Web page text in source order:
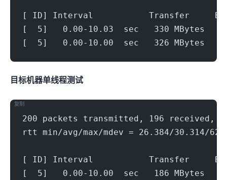
[ ID] Interval           Transfer
[  5]   0.00-10.03  sec   330 MBytes
[  5]   0.00-10.00  sec   326 MBytes
目标机器 IPERF3单线程测试
200 packets transmitted, 196 received,
rtt min/avg/max/mdev = 26.384/30.314/
[ ID] Interval           Transfer
[  5]   0.00-10.00  sec   186 MBytes
复制